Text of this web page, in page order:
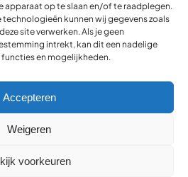
apparaat op te slaan en/of te raadplegen.
technologieën kunnen wij gegevens zoals
site verwerken. Als je geen
intrekt, kan dit een nadelige
en mogelijkheden.
Accepteren
Weigeren
voorkeuren